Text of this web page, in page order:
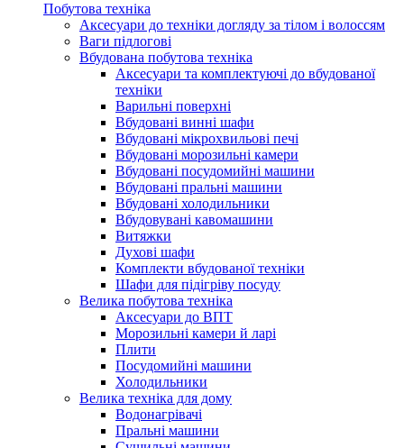
Побутова техніка
Аксесуари до техніки догляду за тілом і волоссям
Ваги підлогові
Вбудована побутова техніка
Аксесуари та комплектуючі до вбудованої
техніки
Варильні поверхні
Вбудовані винні шафи
Вбудовані мікрохвильові печі
Вбудовані морозильні камери
Вбудовані посудомийні машини
Вбудовані пральні машини
Вбудовані холодильники
Вбудовувані кавомашини
Витяжки
Духові шафи
Комплекти вбудованої техніки
Шафи для підігріву посуду
Велика побутова техніка
Аксесуари до ВПТ
Морозильні камери й ларі
Плити
Посудомийні машини
Холодильники
Велика техніка для дому
Водонагрівачі
Пральні машини